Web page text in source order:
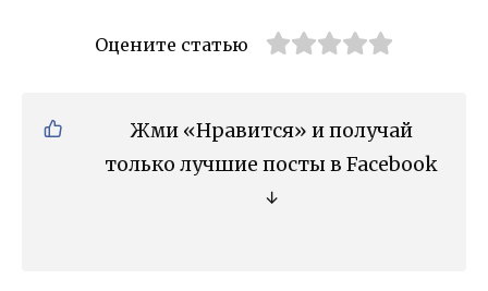
Оцените статью
Жми «Нравится» и получай
только лучшие посты в Facebook
↓